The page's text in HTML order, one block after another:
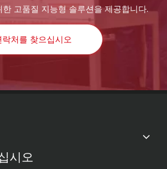
Oyang 15s 리더 자동 비 직물 박스 백 제조 기계 온라인 핸들 스마트 18 리더 자동 비 직직 박스 백 온라인으로 손잡이가있는 기계
고품질 지능형 솔루션을 제공합니다.
락처를 찾으십시오
시오